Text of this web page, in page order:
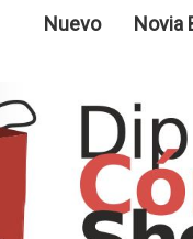
Nuevo Novia